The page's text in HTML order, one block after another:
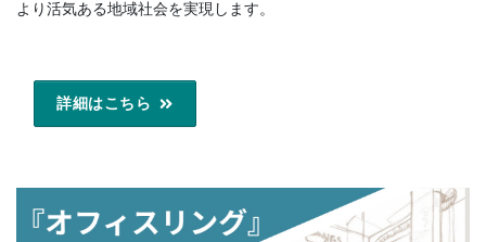
より活気ある地域社会を実現します。
詳細はこちら